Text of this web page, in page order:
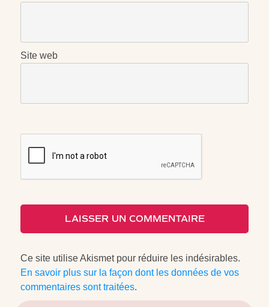
Site web
LAISSER UN COMMENTAIRE
Ce site utilise Akismet pour réduire les indésirables.
En savoir plus sur la façon dont les données de vos
commentaires sont traitées.